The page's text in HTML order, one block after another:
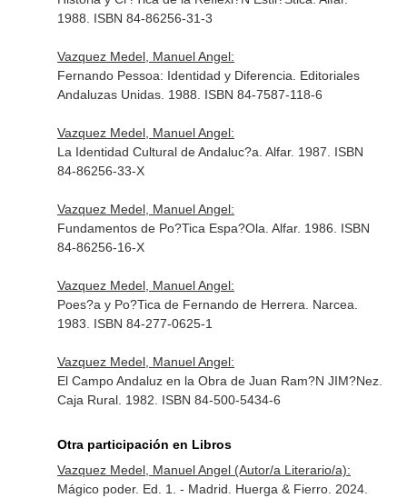
1988. ISBN 84-86256-31-3
Vazquez Medel, Manuel Angel:
Fernando Pessoa: Identidad y Diferencia. Editoriales
Andaluzas Unidas. 1988. ISBN 84-7587-118-6
Vazquez Medel, Manuel Angel:
La Identidad Cultural de Andaluc?a. Alfar. 1987. ISBN
84-86256-33-X
Vazquez Medel, Manuel Angel:
Fundamentos de Po?Tica Espa?Ola. Alfar. 1986. ISBN
84-86256-16-X
Vazquez Medel, Manuel Angel:
Poes?a y Po?Tica de Fernando de Herrera. Narcea.
1983. ISBN 84-277-0625-1
Vazquez Medel, Manuel Angel:
El Campo Andaluz en la Obra de Juan Ram?N JIM?Nez.
Caja Rural. 1982. ISBN 84-500-5434-6
Otra participación en Libros
Vazquez Medel, Manuel Angel (Autor/a Literario/a):
Mágico poder. Ed. 1. - Madrid. Huerga & Fierro. 2024.